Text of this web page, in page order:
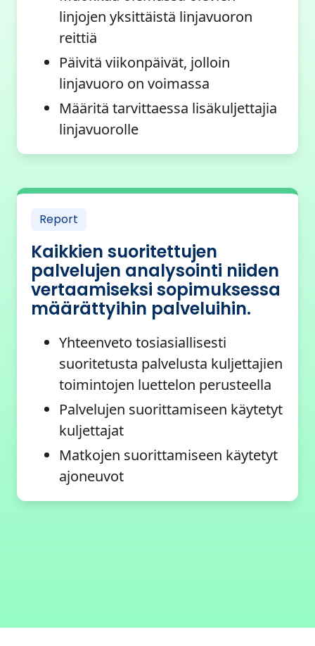
linjojen yksittäistä linjavuoron
reittiä
Päivitä viikonpäivät, jolloin
linjavuoro on voimassa
Määritä tarvittaessa lisäkuljettajia
linjavuorolle
Report
Kaikkien suoritettujen
palvelujen analysointi niiden
vertaamiseksi sopimuksessa
määrättyihin palveluihin.
Yhteenveto tosiasiallisesti
suoritetusta palvelusta kuljettajien
toimintojen luettelon perusteella
Palvelujen suorittamiseen käytetyt
kuljettajat
Matkojen suorittamiseen käytetyt
ajoneuvot